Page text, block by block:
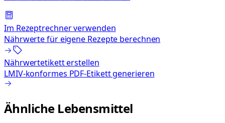
Im Rezeptrechner verwenden
Nährwerte für eigene Rezepte berechnen
Nährwertetikett erstellen
LMIV-konformes PDF-Etikett generieren
Ähnliche Lebensmittel